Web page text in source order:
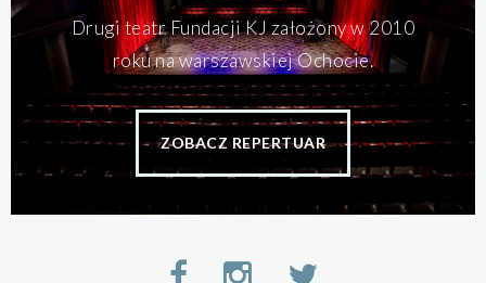
Drugi teatr Fundacji KJ założony w 2010
roku na warszawskiej Ochocie.
ZOBACZ REPERTUAR